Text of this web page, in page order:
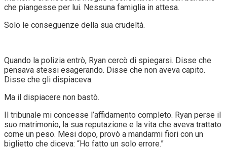
che piangesse per lui. Nessuna famiglia in attesa.
Solo le conseguenze della sua crudeltà.
Quando la polizia entrò, Ryan cercò di spiegarsi. Disse che
pensava stessi esagerando. Disse che non aveva capito.
Disse che gli dispiaceva.
Ma il dispiacere non bastò.
Il tribunale mi concesse l’affidamento completo. Ryan perse il
suo matrimonio, la sua reputazione e la vita che aveva trattato
come un peso. Mesi dopo, provò a mandarmi fiori con un
biglietto che diceva: “Ho fatto un solo errore.”